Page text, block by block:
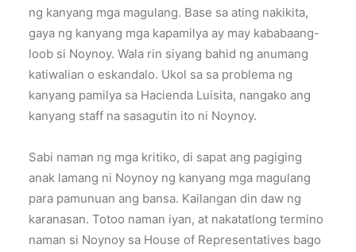
ng kanyang mga magulang. Base sa ating nakikita,
gaya ng kanyang mga kapamilya ay may kababaang-
loob si Noynoy. Wala rin siyang bahid ng anumang
katiwalian o eskandalo. Ukol sa sa problema ng
kanyang pamilya sa Hacienda Luisita, nangako ang
kanyang staff na sasagutin ito ni Noynoy.
Sabi naman ng mga kritiko, di sapat ang pagiging
anak lamang ni Noynoy ng kanyang mga magulang
para pamunuan ang bansa. Kailangan din daw ng
karanasan. Totoo naman iyan, at nakatatlong termino
naman si Noynoy sa House of Representatives bago